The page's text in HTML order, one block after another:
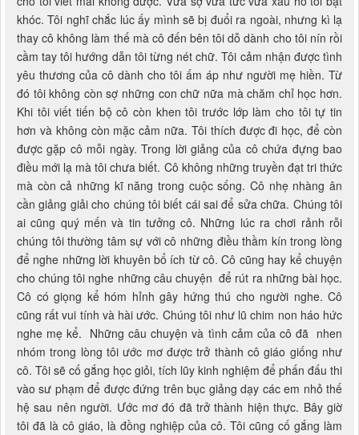
khóc. Tôi nghĩ chắc lúc ấy mình sẽ bị đuổi ra ngoài, nhưng kì lạ
thay cô không làm thế mà cô đến bên tôi dỗ dành cho tôi nín rồi
cầm tay tôi hướng dẫn tôi từng nét chữ. Tôi cảm nhận được tình
yêu thương của cô dành cho tôi ấm áp như người mẹ hiền. Từ
đó tôi không còn sợ những con chữ nữa mà chăm chỉ học hơn.
Khi tôi viết tiến bộ cô còn khen tôi trước lớp làm cho tôi tự tin
hơn và không còn mặc cảm nữa. Tôi thích được đi học, để còn
được gặp cô mỗi ngày. Trong lời giảng của cô chứa đựng bao
điều mới lạ mà tôi chưa biết. Cô không những truyền đạt tri thức
mà còn cả những kĩ năng trong cuộc sống. Cô nhẹ nhàng ân
cần giảng giải cho chúng tôi biết cái sai để sửa chữa. Chúng tôi
ai cũng quý mến và tin tưởng cô. Những lúc ra chơi rảnh rỗi
chúng tôi thường tâm sự với cô những điều thầm kín trong lòng
để nghe những lời khuyên bổ ích từ cô. Cô cũng hay kể chuyện
cho chúng tôi nghe những câu chuyện để rút ra những bài học.
Cô có giọng kể hóm hỉnh gây hứng thú cho người nghe. Cô
cũng rất vui tính và hài ước. Chúng tôi như lũ chim non háo hức
nghe mẹ kể. Những câu chuyện và tình cảm của cô đã nhen
nhóm trong lòng tôi ước mơ được trở thành cô giáo giống như
cô. Tôi sẽ cố gắng học giỏi, tích lũy kinh nghiệm để phấn đấu thi
vào sư phạm để được đứng trên bục giảng dạy các em nhỏ thế
hệ sau nên người. Ước mơ đó đã trở thành hiện thực. Bây giờ
tôi đã là cô giáo, là đồng nghiệp của cô. Tôi cũng cố gắng làm